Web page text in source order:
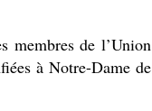
membres de l’Union
à Notre-Dame de